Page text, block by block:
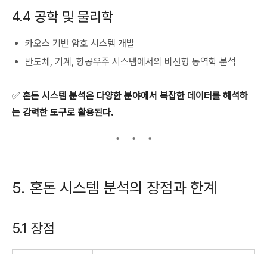
4.4 공학 및 물리학
카오스 기반 암호 시스템 개발
반도체, 기계, 항공우주 시스템에서의 비선형 동역학 분석
✅ 혼돈 시스템 분석은 다양한 분야에서 복잡한 데이터를 해석하
는 강력한 도구로 활용된다.
5. 혼돈 시스템 분석의 장점과 한계
5.1 장점